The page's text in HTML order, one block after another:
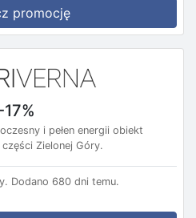
promocję
i pełen energii obiekt
Zielonej Góry.
Dodano 680 dni temu.